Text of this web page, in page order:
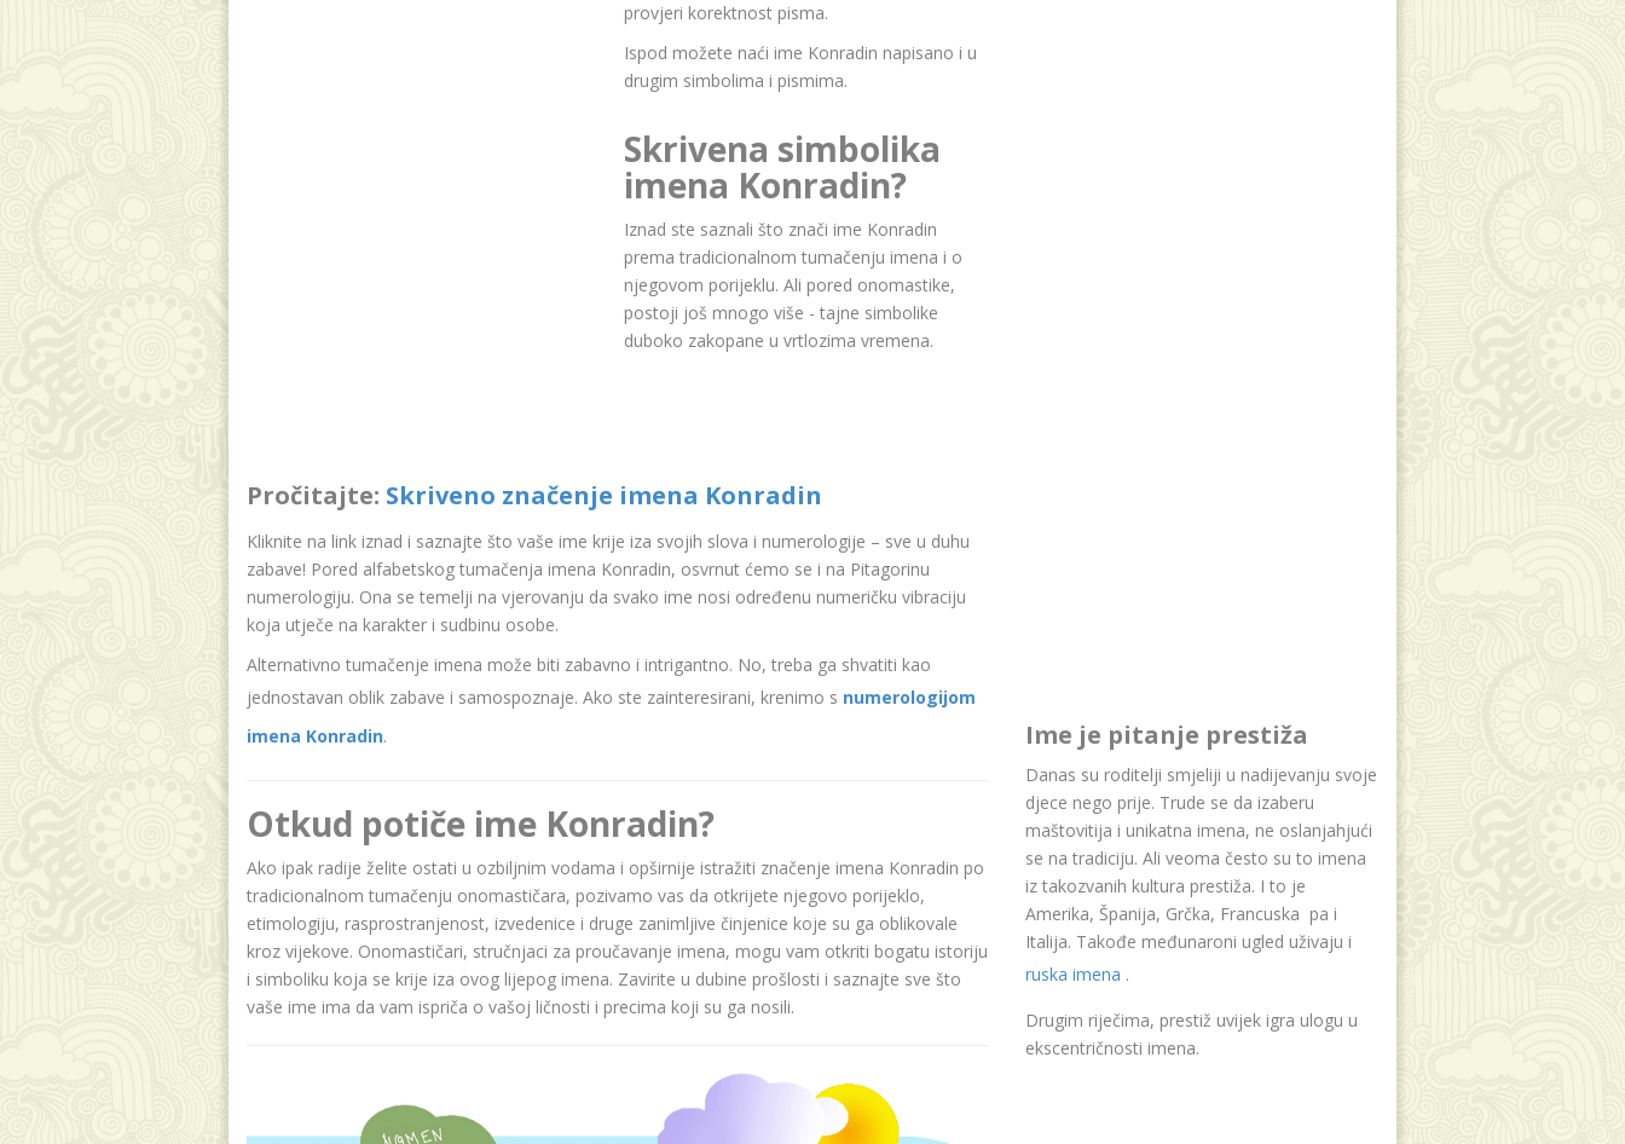
provjeri korektnost pisma.
Ispod možete naći ime Konradin napisano i u
drugim simbolima i pismima.
Skrivena simbolika
imena Konradin?
Iznad ste saznali što znači ime Konradin
prema tradicionalnom tumačenju imena i o
njegovom porijeklu. Ali pored onomastike,
postoji još mnogo više - tajne simbolike
duboko zakopane u vrtlozima vremena.
Pročitajte: Skriveno značenje imena Konradin
Kliknite na link iznad i saznajte što vaše ime krije iza svojih slova i numerologije – sve u duhu
zabave! Pored alfabetskog tumačenja imena Konradin, osvrnut ćemo se i na Pitagorinu
numerologiju. Ona se temelji na vjerovanju da svako ime nosi određenu numeričku vibraciju
koja utječe na karakter i sudbinu osobe.
Alternativno tumačenje imena može biti zabavno i intrigantno. No, treba ga shvatiti kao
jednostavan oblik zabave i samospoznaje. Ako ste zainteresirani, krenimo s numerologijom
imena Konradin.
Otkud potiče ime Konradin?
Ako ipak radije želite ostati u ozbiljnim vodama i opširnije istražiti značenje imena Konradin po
tradicionalnom tumačenju onomastičara, pozivamo vas da otkrijete njegovo porijeklo,
etimologiju, rasprostranjenost, izvedenice i druge zanimljive činjenice koje su ga oblikovale
kroz vijekove. Onomastičari, stručnjaci za proučavanje imena, mogu vam otkriti bogatu istoriju
i simboliku koja se krije iza ovog lijepog imena. Zavirite u dubine prošlosti i saznajte sve što
vaše ime ima da vam ispriča o vašoj ličnosti i precima koji su ga nosili.
Ime je pitanje prestiža
Danas su roditelji smjeliji u nadijevanju svoje
djece nego prije. Trude se da izaberu
maštovitija i unikatna imena, ne oslanjahjući
se na tradiciju. Ali veoma često su to imena
iz takozvanih kultura prestiža. I to je
Amerika, Španija, Grčka, Francuska pa i
Italija. Takođe međunaroni ugled uživaju i
ruska imena .
Drugim riječima, prestiž uvijek igra ulogu u
ekscentričnosti imena.